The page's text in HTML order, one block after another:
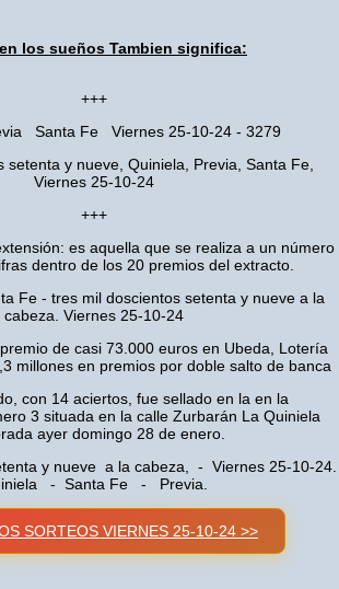
los sueños Tambien significa:
+++
Santa Fe Viernes 25-10-24 - 3279
setenta y nueve, Quiniela, Previa, Santa Fe,
Viernes 25-10-24
+++
es aquella que se realiza a un número
dentro de los 20 premios del extracto.
Fe - tres mil doscientos setenta y nueve a la
cabeza. Viernes 25-10-24
de casi 73.000 euros en Ubeda, Lotería
millones en premios por doble salto de banca
con 14 aciertos, fue sellado en la en la
3 situada en la calle Zurbarán La Quiniela
ayer domingo 28 de enero.
y nueve a la cabeza, - Viernes 25-10-24.
- Santa Fe - Previa.
SORTEOS VIERNES 25-10-24 >>